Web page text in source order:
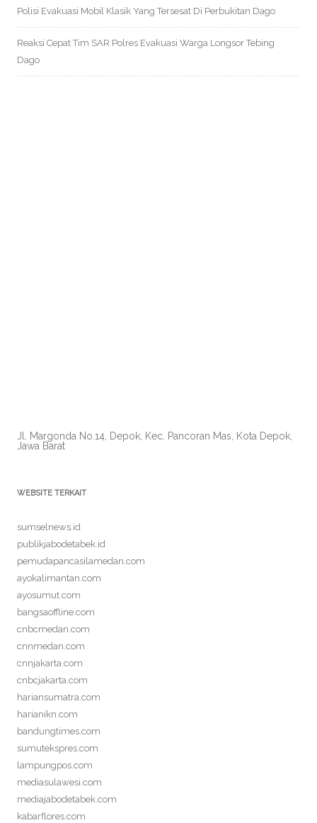
Polisi Evakuasi Mobil Klasik Yang Tersesat Di Perbukitan Dago
Reaksi Cepat Tim SAR Polres Evakuasi Warga Longsor Tebing
Dago
Jl. Margonda No.14, Depok, Kec. Pancoran Mas, Kota Depok,
Jawa Barat
WEBSITE TERKAIT
sumselnews.id
publikjabodetabek.id
pemudapancasilamedan.com
ayokalimantan.com
ayosumut.com
bangsaoffline.com
cnbcmedan.com
cnnmedan.com
cnnjakarta.com
cnbcjakarta.com
hariansumatra.com
harianikn.com
bandungtimes.com
sumutekspres.com
lampungpos.com
mediasulawesi.com
mediajabodetabek.com
kabarflores.com